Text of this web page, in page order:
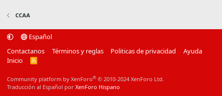
CCAA
Español
Contactanos
Términos y reglas Politicas de privacidad
Ayuda
Inicio
R
Community platform by XenForo® © 2010-2024 XenForo Ltd.
Traducción al Español por XenForo Hispano